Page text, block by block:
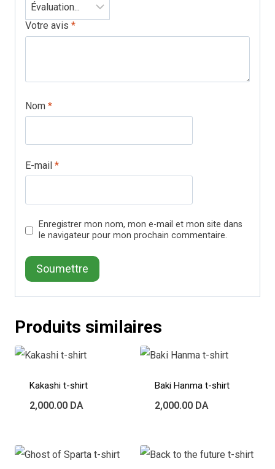
Votre avis *
Nom *
E-mail *
Enregistrer mon nom, mon e-mail et mon site dans
le navigateur pour mon prochain commentaire.
Produits similaires
Kakashi t-shirt
2,000.00 DA
Baki Hanma t-shirt
2,000.00 DA